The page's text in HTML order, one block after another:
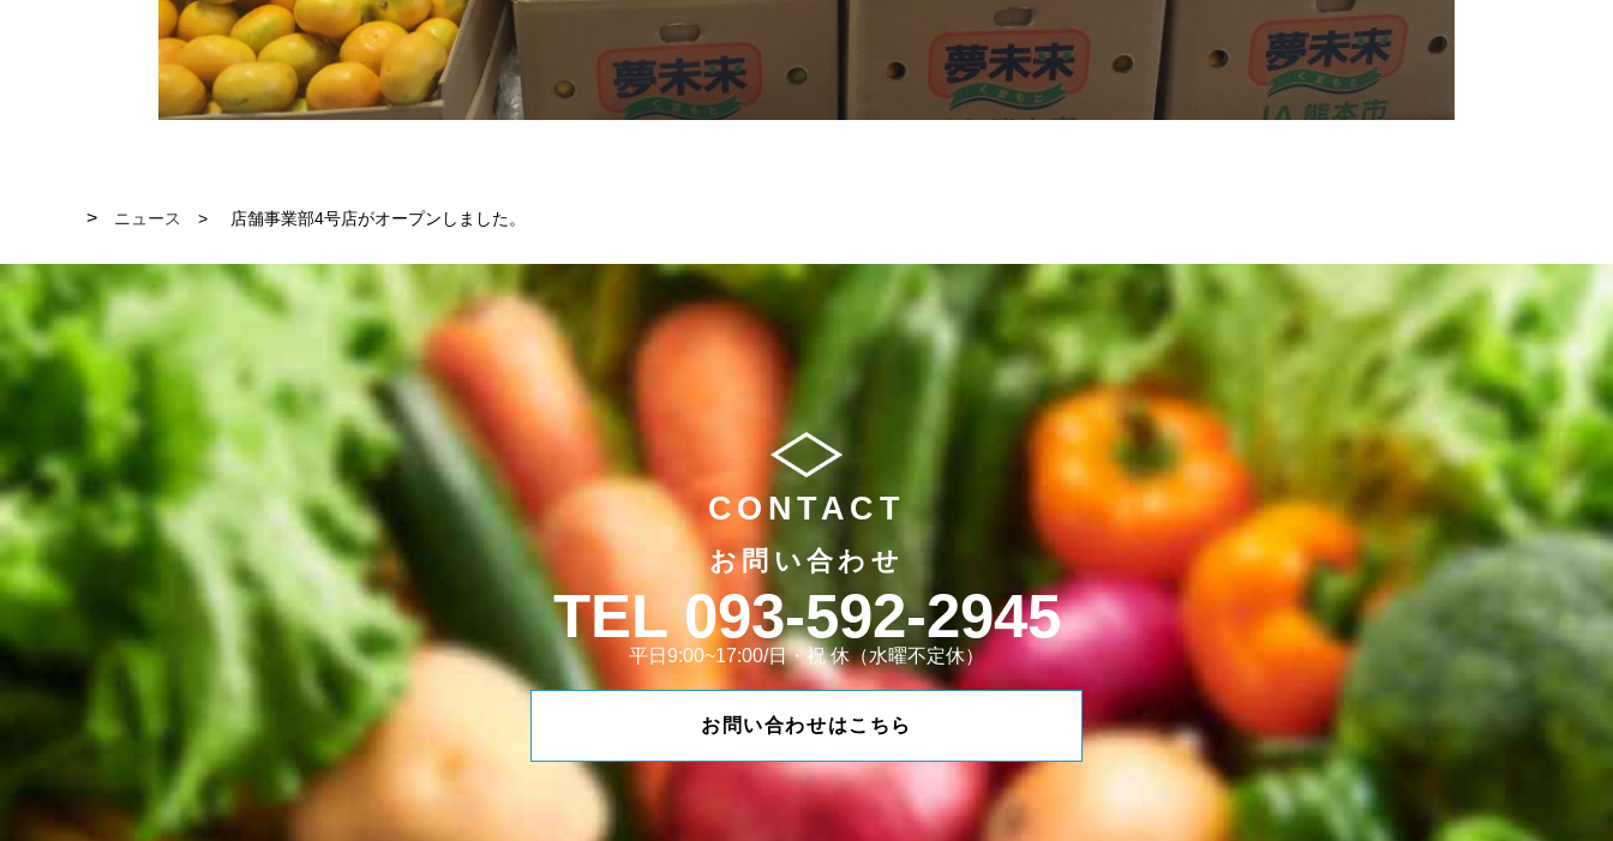
ニュース 店舗事業部4号店がオープンしました。
CONTACT
お問い合わせ
093-592-2945
平日9:00~17:00/日・祝 休（水曜不定休）
お問い合わせはこちら